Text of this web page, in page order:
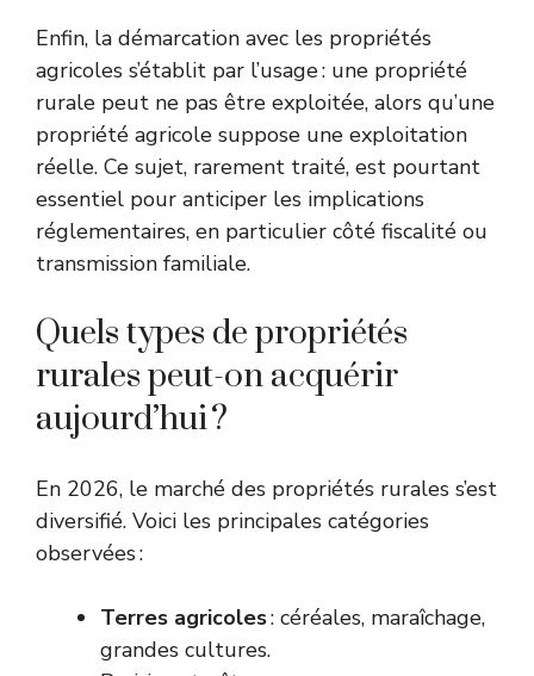
Enfin, la démarcation avec les propriétés
agricoles s’établit par l’usage : une propriété
rurale peut ne pas être exploitée, alors qu’une
propriété agricole suppose une exploitation
réelle. Ce sujet, rarement traité, est pourtant
essentiel pour anticiper les implications
réglementaires, en particulier côté fiscalité ou
transmission familiale.
Quels types de propriétés
rurales peut-on acquérir
aujourd’hui ?
En 2026, le marché des propriétés rurales s’est
diversifié. Voici les principales catégories
observées :
Terres agricoles: céréales, maraîchage,
grandes cultures.